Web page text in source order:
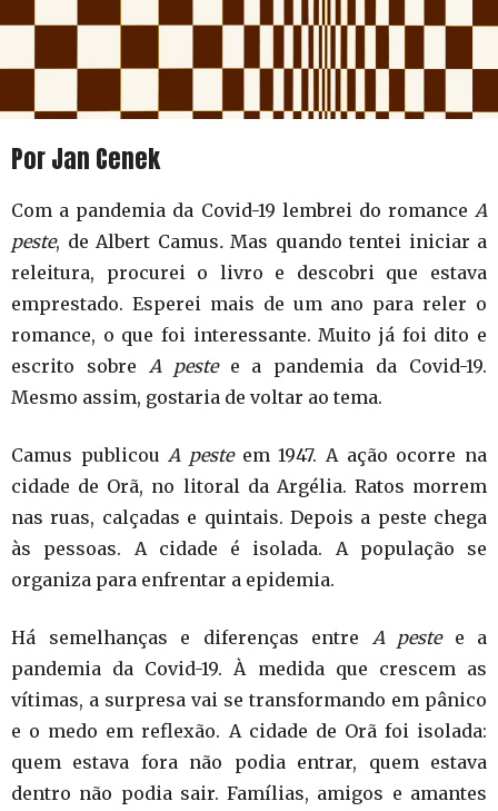
Por Jan Cenek
Com a pandemia da Covid-19 lembrei do romance A
peste, de Albert Camus.Mas quando tentei iniciar a
releitura, procurei o livro e descobri que estava
emprestado. Esperei mais de um ano para reler o
romance, o que foi interessante. Muito já foi dito e
escrito sobre A pestee a pandemia da Covid-19.
Mesmo assim, gostaria de voltar ao tema.
Camus publicou A peste em 1947. A ação ocorre na
cidade de Orã, no litoral da Argélia. Ratos morrem
nas ruas, calçadas e quintais. Depois a peste chega
às pessoas. A cidade é isolada. A população se
organiza para enfrentar a epidemia.
Há semelhanças e diferenças entre A pestee a
pandemia da Covid-19. À medida que crescem as
vítimas, a surpresa vai se transformando em pânico
e o medo em reflexão. A cidade de Orã foi isolada:
quem estava fora não podia entrar, quem estava
dentro não podia sair. Famílias, amigos e amantes